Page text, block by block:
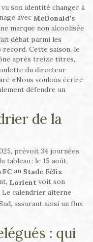
vu son identité changer à
avec McDonald’s
marque non alcoolisée
débat parmi les
record. Cette saison, le
après treize titres,
du directeur
« Nous voulons écrire
défendre un
de la
prévoit 34 journées
tableau : le 15 août,
FC au Stade Félix
Lorient voit son
Le calendrier alterne
assurant ainsi un flux
: qui